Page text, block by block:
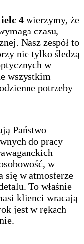
4 wierzymy, że
czasu,
Nasz zespół to
nie tylko śledzą
w
wszystkim
potrzeby
Państwo
do pracy
w
się w atmosferze
To właśnie
klienci wracają
jest w rękach